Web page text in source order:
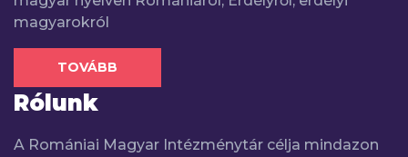
magyarokról
TOVÁBB
Rólunk
A Romániai Magyar Intézménytár célja mindazon